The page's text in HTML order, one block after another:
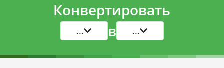
Конвертировать
... в ...